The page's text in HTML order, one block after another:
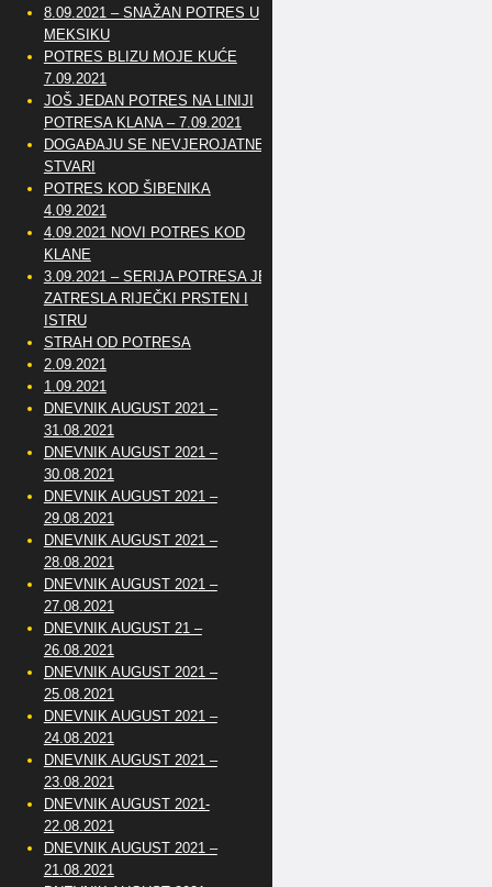
8.09.2021 – SNAŽAN POTRES U
MEKSIKU
POTRES BLIZU MOJE KUĆE
7.09.2021
JOŠ JEDAN POTRES NA LINIJI
POTRESA KLANA – 7.09.2021
DOGAĐAJU SE NEVJEROJATNE
STVARI
POTRES KOD ŠIBENIKA
4.09.2021
4.09.2021 NOVI POTRES KOD
KLANE
3.09.2021 – SERIJA POTRESA JE
ZATRESLA RIJEČKI PRSTEN I
ISTRU
STRAH OD POTRESA
2.09.2021
1.09.2021
DNEVNIK AUGUST 2021 –
31.08.2021
DNEVNIK AUGUST 2021 –
30.08.2021
DNEVNIK AUGUST 2021 –
29.08.2021
DNEVNIK AUGUST 2021 –
28.08.2021
DNEVNIK AUGUST 2021 –
27.08.2021
DNEVNIK AUGUST 21 –
26.08.2021
DNEVNIK AUGUST 2021 –
25.08.2021
DNEVNIK AUGUST 2021 –
24.08.2021
DNEVNIK AUGUST 2021 –
23.08.2021
DNEVNIK AUGUST 2021-
22.08.2021
DNEVNIK AUGUST 2021 –
21.08.2021